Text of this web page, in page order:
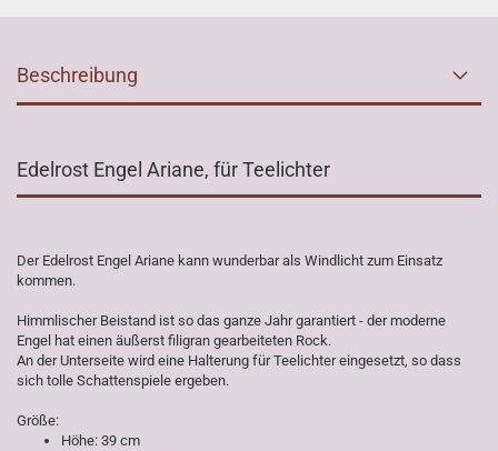
Beschreibung
Edelrost Engel Ariane, für Teelichter
Der Edelrost Engel Ariane kann wunderbar als Windlicht zum Einsatz
kommen.
Himmlischer Beistand ist so das ganze Jahr garantiert - der moderne
Engel hat einen äußerst filigran gearbeiteten Rock.
An der Unterseite wird eine Halterung für Teelichter eingesetzt, so dass
sich tolle Schattenspiele ergeben.
Größe:
Höhe: 39 cm